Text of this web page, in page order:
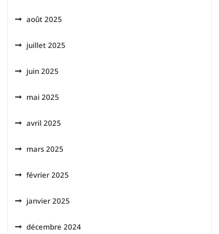
août 2025
juillet 2025
juin 2025
mai 2025
avril 2025
mars 2025
février 2025
janvier 2025
décembre 2024